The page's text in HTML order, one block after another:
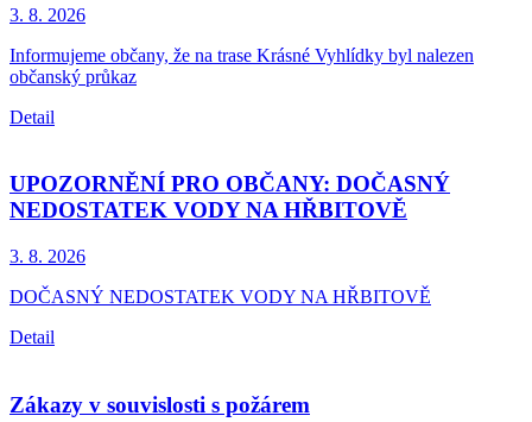
3. 8. 2026
Informujeme občany, že na trase Krásné Vyhlídky byl nalezen
občanský průkaz
Detail
UPOZORNĚNÍ PRO OBČANY: DOČASNÝ
NEDOSTATEK VODY NA HŘBITOVĚ
3. 8. 2026
DOČASNÝ NEDOSTATEK VODY NA HŘBITOVĚ
Detail
Zákazy v souvislosti s požárem